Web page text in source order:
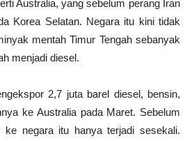
Australia, yang sebelum perang Iran
Korea Selatan. Negara itu kini tidak
mentah Timur Tengah sebanyak
menjadi diesel.
2,7 juta barel diesel, bensin,
ke Australia pada Maret. Sebelum
ke negara itu hanya terjadi sesekali.